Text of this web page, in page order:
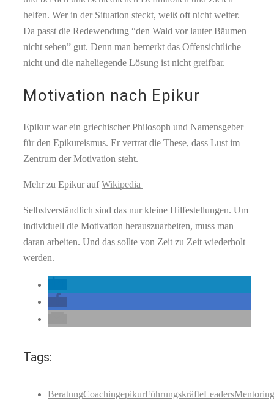
helfen. Wer in der Situation steckt, weiß oft nicht weiter.
Da passt die Redewendung “den Wald vor lauter Bäumen
nicht sehen” gut. Denn man bemerkt das Offensichtliche
nicht und die naheliegende Lösung ist nicht greifbar.
Motivation nach Epikur
Epikur war ein griechischer Philosoph und Namensgeber
für den Epikureismus. Er vertrat die These, dass Lust im
Zentrum der Motivation steht.
Mehr zu Epikur aufWikipedia
Selbstverständlich sind das nur kleine Hilfestellungen. Um
individuell die Motivation herauszuarbeiten, muss man
daran arbeiten. Und das sollte von Zeit zu Zeit wiederholt
werden.
Tags:
BeratungCoachingepikurFührungskräfteLeadersMentoring